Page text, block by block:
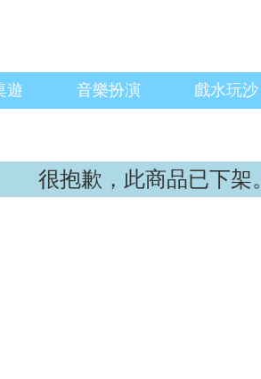
遊 音樂扮演 戲水玩沙
很抱歉，此商品已下架。